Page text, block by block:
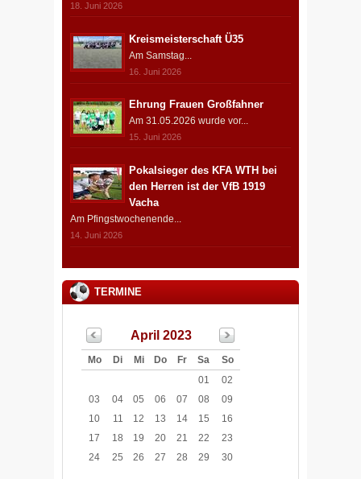
18. Juni 2026
Kreismeisterschaft Ü35
Am Samstag...
16. Juni 2026
Ehrung Frauen Großfahner
Am 31.05.2026 wurde vor...
15. Juni 2026
Pokalsieger des KFA WTH bei
den Herren ist der VfB 1919
Vacha
Am Pfingstwochenende...
14. Juni 2026
TERMINE
April 2023
Mo Di Mi Do Fr Sa
So
01
02
03
04 05 06 07 08
09
10
11 12 13 14 15
16
17
18 19 20 21 22
23
24
25 26 27 28 29 30